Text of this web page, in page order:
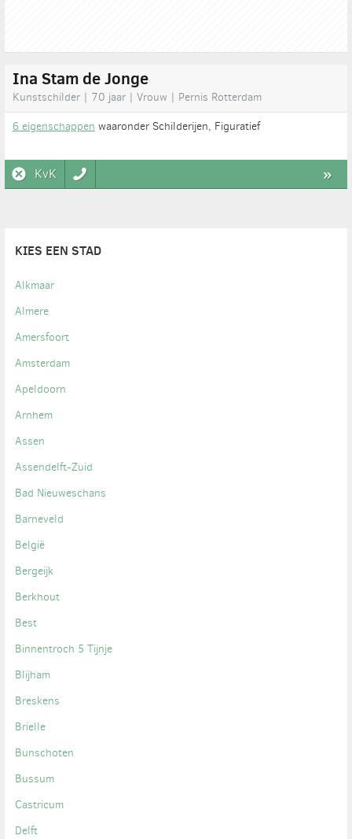
Ina Stam de Jonge
Kunstschilder | 70 jaar | Vrouw | Pernis Rotterdam
6 eigenschappen waaronder Schilderijen, Figuratief
KvK »
KIES EEN STAD
Alkmaar
Almere
Amersfoort
Amsterdam
Apeldoorn
Arnhem
Assen
Assendelft-Zuid
Bad Nieuweschans
Barneveld
België
Bergeijk
Berkhout
Best
Binnentroch 5 Tijnje
Blijham
Breskens
Brielle
Bunschoten
Bussum
Castricum
Delft